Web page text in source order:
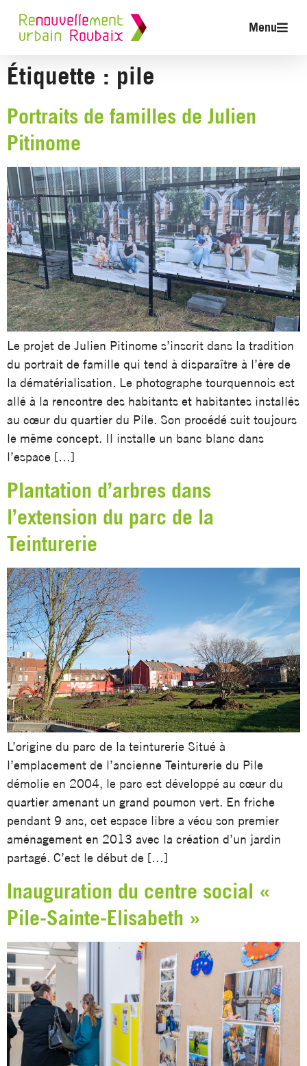
Menu
Étiquette : pile
Portraits de familles de Julien
Pitinome
Le projet de Julien Pitinome s’inscrit dans la tradition
du portrait de famille qui tend à disparaître à l’ère de
la dématérialisation. Le photographe tourquennois est
allé à la rencontre des habitants et habitantes installés
au cœur du quartier du Pile. Son procédé suit toujours
le même concept. Il installe un banc blanc dans
l’espace […]
Plantation d’arbres dans
l’extension du parc de la
Teinturerie
L’origine du parc de la teinturerie Situé à
l’emplacement de l’ancienne Teinturerie du Pile
démolie en 2004, le parc est développé au cœur du
quartier amenant un grand poumon vert. En friche
pendant 9 ans, cet espace libre a vécu son premier
aménagement en 2013 avec la création d’un jardin
partagé. C’est le début de […]
Inauguration du centre social «
Pile-Sainte-Elisabeth »